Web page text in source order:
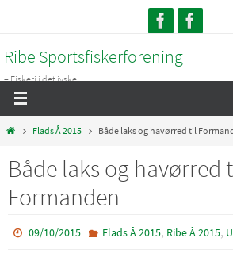
content
Ribe Sportsfiskerforening
– Fiskeri i det jyske...
HomeFlads Å 2015 Både laks og havørred til
Både laks og havørred
Formanden
09/10/2015 Flads Å 2015, Ribe Å 2015,